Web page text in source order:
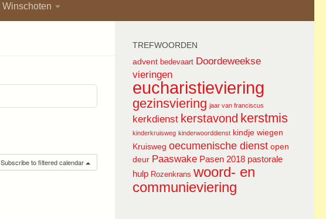
Winschoten
Subscribe to filtered calendar
TREFWOORDEN
advent bedevaart Doordeweekse
vieringen
eucharistieviering
gezinsviering jaar van franciscus
kerkdienst kerstavond kerstmis
kinderkruisweg kinderwoorddienst kindje wiegen
Kruisweg oecumenische dienst open
deur Paaswake Pasen 2018 pastorale
hulp Rozenkrans woord- en
communieviering